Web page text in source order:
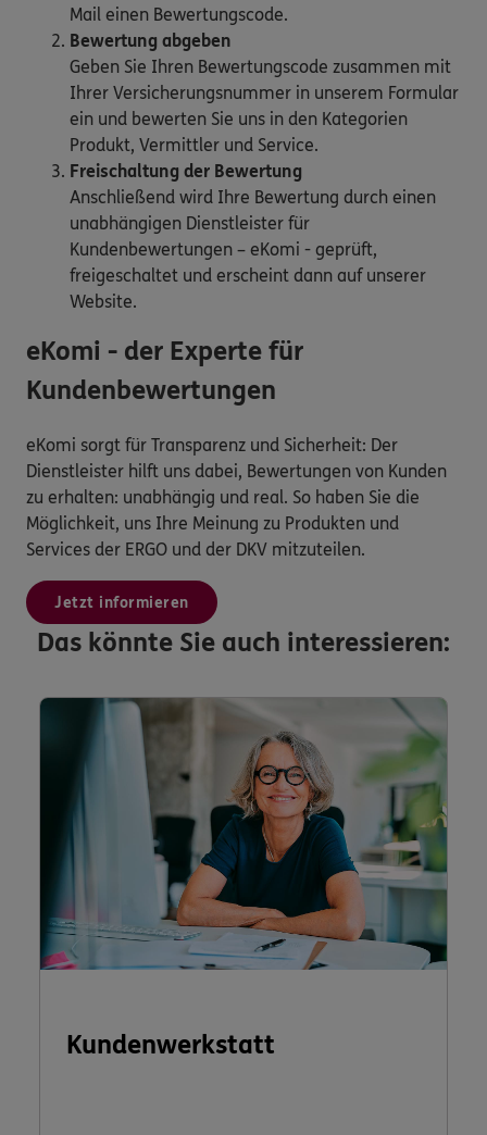
Mail einen Bewertungscode.
Bewertung abgeben
Geben Sie Ihren Bewertungscode zusammen mit
Ihrer Versicherungsnummer in unserem Formular
ein und bewerten Sie uns in den Kategorien
Produkt, Vermittler und Service.
Freischaltung der Bewertung
Anschließend wird Ihre Bewertung durch einen
unabhängigen Dienstleister für
Kundenbewertungen – eKomi - geprüft,
freigeschaltet und erscheint dann auf unserer
Website.
eKomi - der Experte für
Kundenbewertungen
eKomi sorgt für Transparenz und Sicherheit: Der
Dienstleister hilft uns dabei, Bewertungen von Kunden
zu erhalten: unabhängig und real. So haben Sie die
Möglichkeit, uns Ihre Meinung zu Produkten und
Services der ERGO und der DKV mitzuteilen.
Jetzt informieren
Das könnte Sie auch interessieren:
Kundenwerkstatt